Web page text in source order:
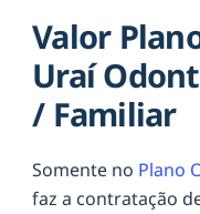
Valor
Uraí
/ Familiar
Somente no Plano
faz a contratação